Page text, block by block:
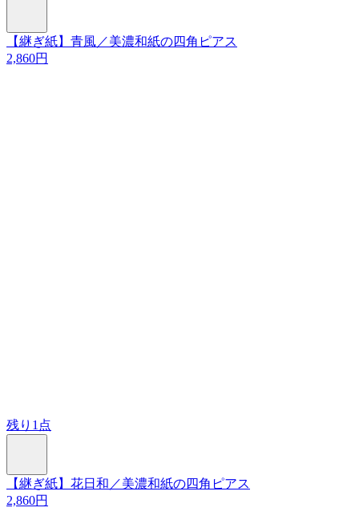
【継ぎ紙】青風／美濃和紙の四角ピアス
2,860円
残り1点
【継ぎ紙】花日和／美濃和紙の四角ピアス
2,860円